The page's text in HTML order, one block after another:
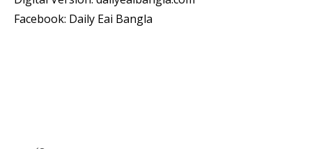
Facebook: Daily Eai Bangla